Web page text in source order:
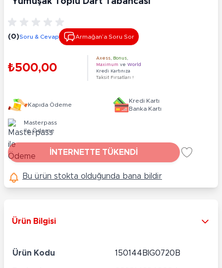
(0)Soru & Cevap Armağan’a Soru Sor
₺500,00
Axess Bonus
Maximum ve World
Kredi Kartınıza
Taksit Fırsatları !
Kapıda Ödeme
Kredi Kartı
Banka Kartı
Masterpass
ile Ödeme
İNTERNETTE TÜKENDİ
Bu ürün stokta olduğunda bana bildir
Ürün Bilgisi
Ürün Kodu 150144BIG0720B